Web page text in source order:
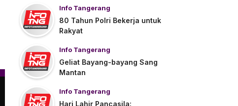
Info Tangerang
80 Tahun Polri Bekerja untuk
Rakyat
Info Tangerang
Geliat Bayang-bayang Sang
Mantan
Info Tangerang
Hari Lahir Pancasila: